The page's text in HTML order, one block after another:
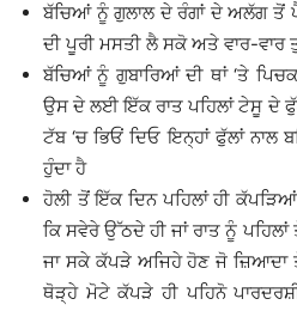
ਬੱਚਿਆਂ ਨੂੰ ਗੁਲਾਲ ਦੇ ਰੰਗਾਂ ਦੇ ਅਲੱਗ ਤੋਂ
ਦੀ ਪੂਰੀ ਮਸਤੀ ਲੈ ਸਕੋ ਅਤੇ ਵਾਰ-ਵਾਰ
ਬੱਚਿਆਂ ਨੂੰ ਗੁਬਾਰਿਆਂ ਦੀ ਥਾਂ ‘ਤੇ
ਉਸ ਦੇ ਲਈ ਇੱਕ ਰਾਤ ਪਹਿਲਾਂ ਟੇਸੂ ਦੇ ਫੁੱਲ
ਟੱਬ ‘ਚ ਭਿਓਂ ਦਿਓ ਇਨ੍ਹਾਂ ਫੁੱਲਾਂ ਨਾਲ
ਹੁੰਦਾ ਹੈ
ਹੋਲੀ ਤੋਂ ਇੱਕ ਦਿਨ ਪਹਿਲਾਂ ਹੀ
ਕਿ ਸਵੇਰੇ ਉੱਠਦੇ ਹੀ ਜਾਂ ਰਾਤ ਨੂੰ
ਜਾ ਸਕੇ ਕੱਪੜੇ ਅਜਿਹੇ ਹੋਣ ਜੋ
ਥੋੜ੍ਹੇ ਮੋਟੇ ਕੱਪੜੇ ਹੀ ਪਹਿਨੋ